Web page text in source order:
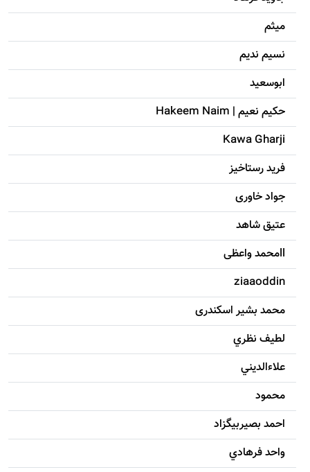
میثم
نسیم ندیم
ابوسعيد
حکيم نعيم | Hakeem Naim
Kawa Gharji
فرید رستاخیز
جواد خاوری
عتیق شاهد
llمحمد واعظی
ziaaoddin
محمد بشیر اسکندری
لطيف نظري
علاءالديني
محمود
احمد بصيربيگزاد
واحد فرهادي